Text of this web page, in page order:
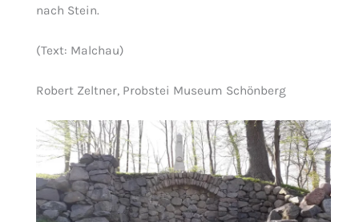
nach Stein.
(Text: Malchau)
Robert Zeltner, Probstei Museum Schönberg